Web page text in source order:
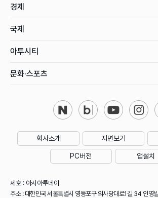
경제
국제
아투시티
문화·스포츠
회사소개 지면보기
PC버전 앱설치
제호 : 아시아투데이
주소 : 대한민국 서울특별시 영등포구 의사당대로1길 34 인영